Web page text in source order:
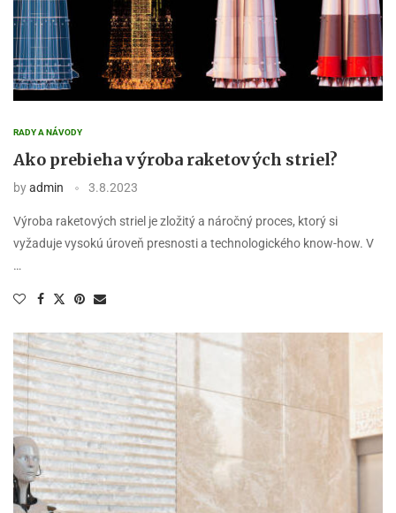
RADY A NÁVODY
Ako prebieha výroba raketových striel?
byadmin 3.8.2023
Výroba raketových striel je zložitý a náročný proces, ktorý si
vyžaduje vysokú úroveň presnosti a technologického know-how. V
…